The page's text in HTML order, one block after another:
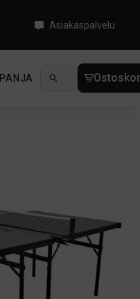
Asiakaspalvelu
UUTUUDET
Pöydät sisäkäyttöön /